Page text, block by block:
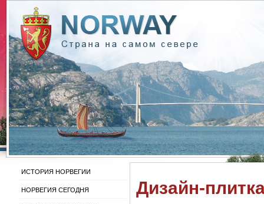
ИСТОРИЯ НОРВЕГИИ
НОРВЕГИЯ СЕГОДНЯ Дизайн-